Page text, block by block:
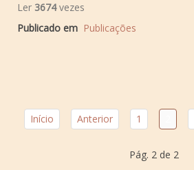
Ler 3674vezes
Publicado em Publicações
Início Anterior 1
Pág. 2 de 2